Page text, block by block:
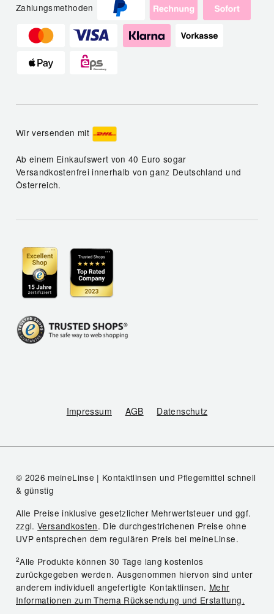
Zahlungsmethoden
Wir versenden mit
Ab einem Einkaufswert von 40 Euro sogar
Versandkostenfrei innerhalb von ganz Deutschland und
Österreich.
Impressum AGB Datenschutz
© 2026 meineLinse | Kontaktlinsen und Pflegemittel schnell
& günstig
Alle Preise inklusive gesetzlicher Mehrwertsteuer und ggf.
zzgl.Versandkosten. Die durchgestrichenen Preise ohne
UVP entsprechen dem regulären Preis bei meineLinse.
2Alle Produkte können 30 Tage lang kostenlos
zurückgegeben werden. Ausgenommen hiervon sind unter
anderem individuell angefertigte Kontaktlinsen. Mehr
Informationen zum Thema Rücksendung und Erstattung.